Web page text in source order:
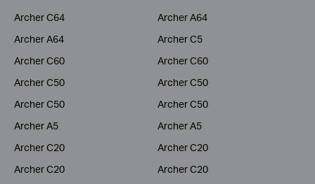
Archer C64
Archer A64
Archer A64
Archer C5
Archer C60
Archer C60
Archer C50
Archer C50
Archer C50
Archer C50
Archer A5
Archer A5
Archer C20
Archer C20
Archer C20
Archer C20